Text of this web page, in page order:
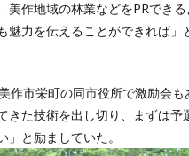
美作地域の林業などをPRできる
魅力を伝えることができれば」
作市栄町の同市役所で激励会も
きた技術を出し切り、まずは予
」と励ましていた。